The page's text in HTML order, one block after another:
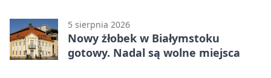
5 sierpnia 2026
Nowy żłobek w Białymstoku
gotowy. Nadal są wolne miejsca